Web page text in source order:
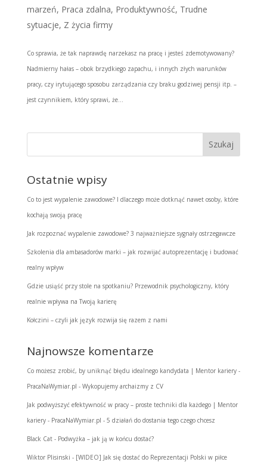
marzeń, Praca zdalna, Produktywność, Trudne
sytuacje, Z życia firmy
Co sprawia, że tak naprawdę narzekasz na pracę i jesteś zdemotywowany?
Nadmierny hałas – obok brzydkiego zapachu, i innych złych warunków
pracy, czy irytującego sposobu zarządzania czy braku godziwej pensji itp. –
jest czynnikiem, który sprawi, że...
Ostatnie wpisy
Co to jest wypalenie zawodowe? I dlaczego może dotknąć nawet osoby, które
kochają swoją pracę
Jak rozpoznać wypalenie zawodowe? 3 najważniejsze sygnały ostrzegawcze
Szkolenia dla ambasadorów marki – jak rozwijać autoprezentację i budować
realny wpływ
Gdzie usiąść przy stole na spotkaniu? Przewodnik psychologiczny, który
realnie wpływa na Twoją karierę
Kołczini – czyli jak język rozwija się razem z nami
Najnowsze komentarze
Co możesz zrobić, by uniknąć błędu idealnego kandydata | Mentor kariery -
PracaNaWymiar.pl - Wykopujemy archaizmy z CV
Jak podwyższyć efektywność w pracy – proste techniki dla każdego | Mentor
kariery - PracaNaWymiar.pl - 5 działań do dostania tego czego chcesz
Black Cat- Podwyżka – jak ją w końcu dostać?
Wiktor Plisinski - [WIDEO] Jak się dostać do Reprezentacji Polski w piłce